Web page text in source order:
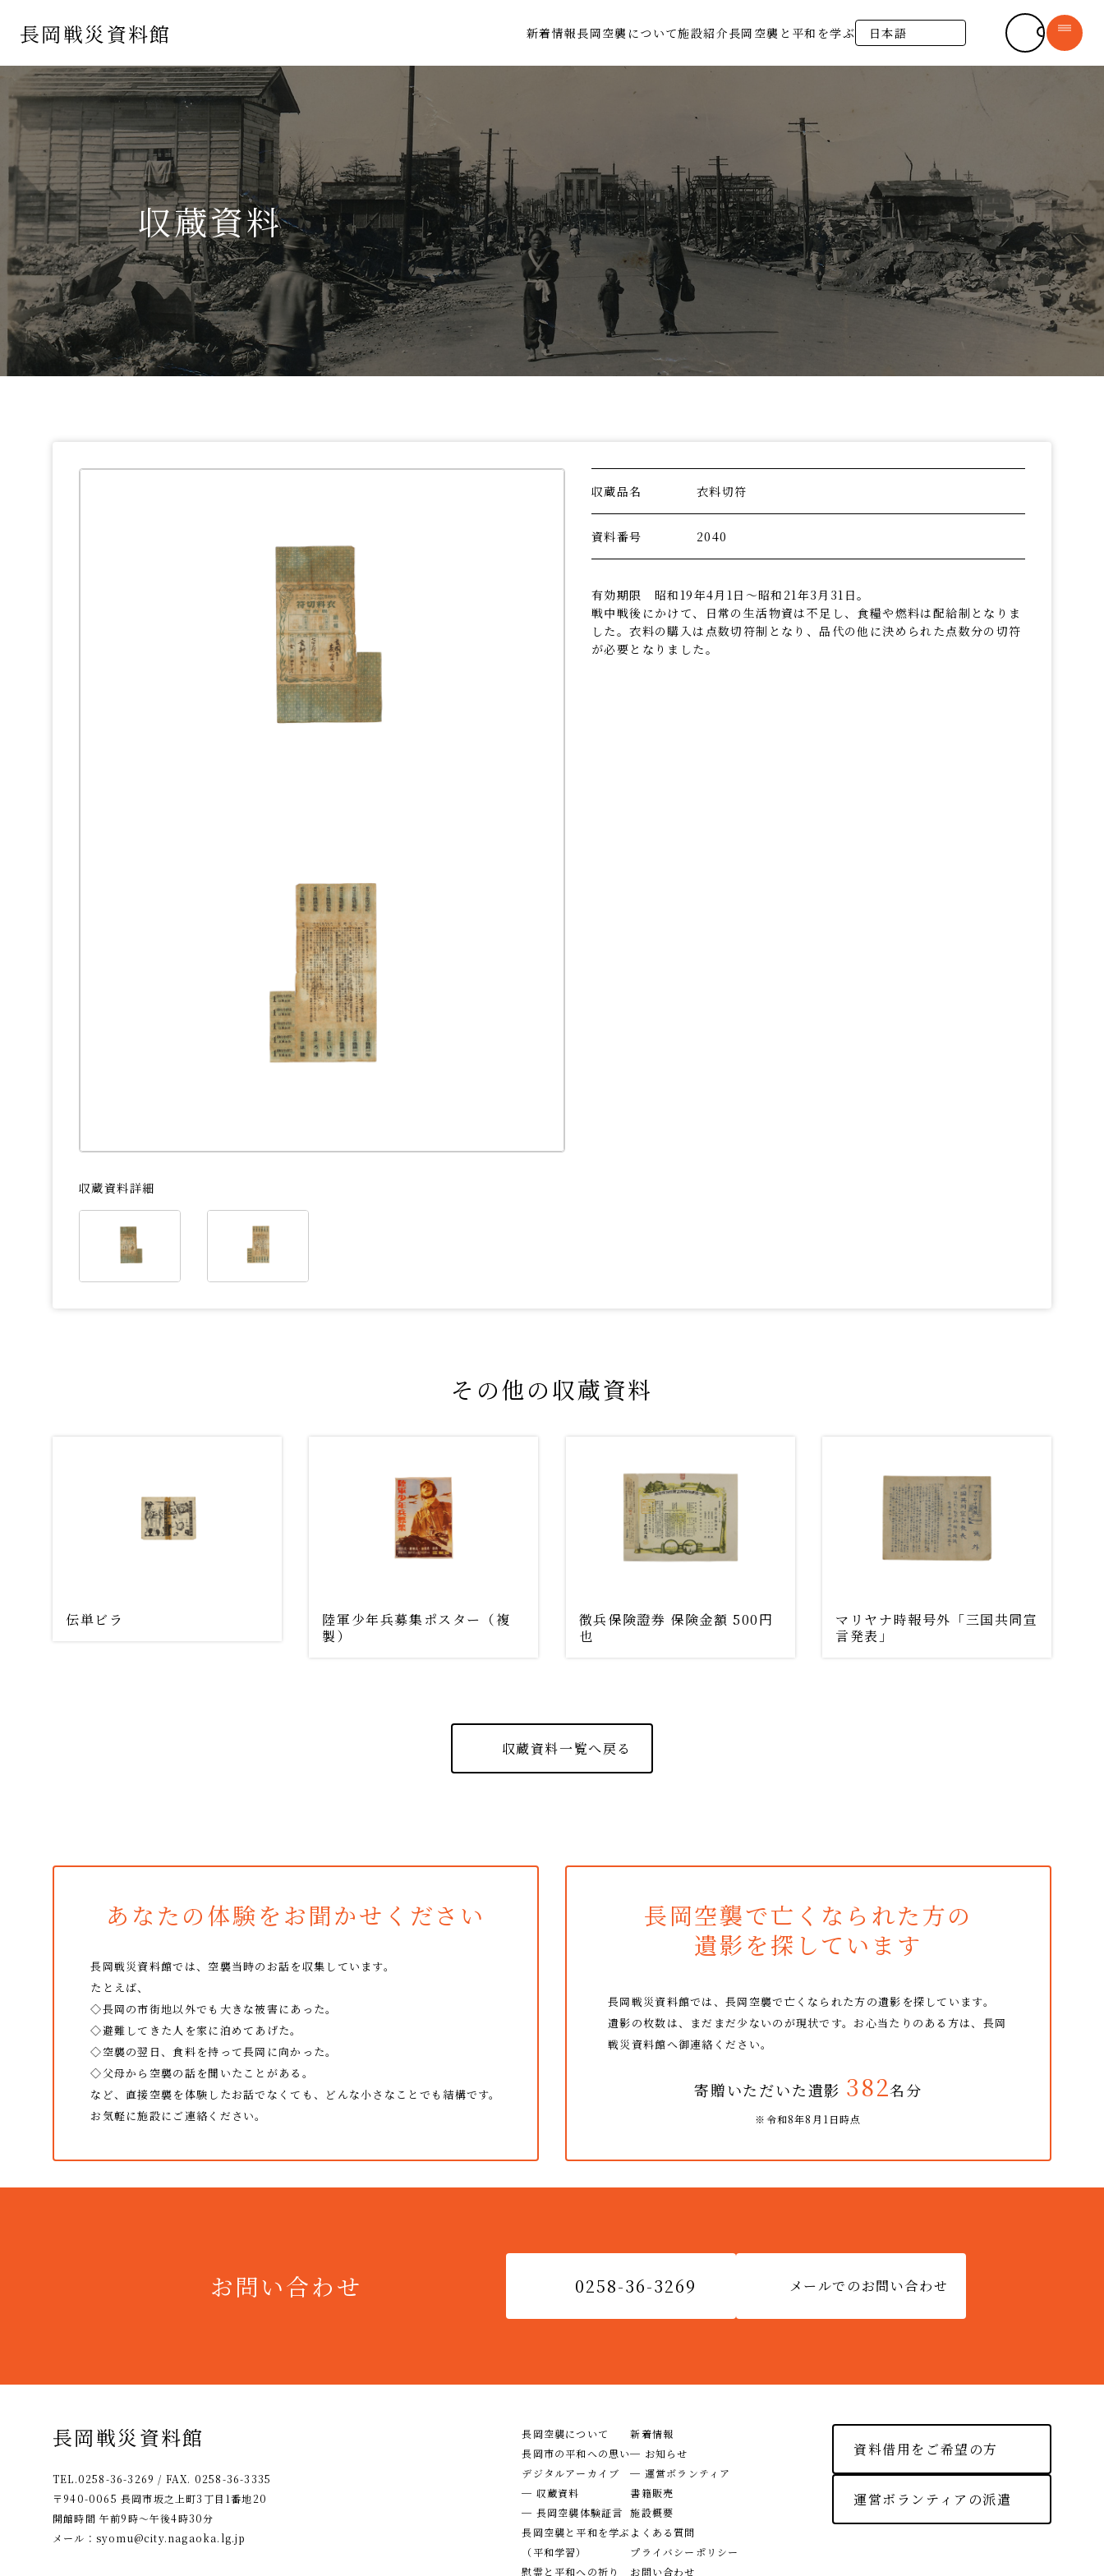
長岡戦災資料館 新着情報長岡空襲について施設紹介長岡空襲と平和を学ぶ長岡戦災資料館
長岡空襲について
長岡市の平和への思い
デジタルアーカイブ
─ 収蔵資料
長岡空襲と平和を学ぶ
新着情報
─ お知らせ
─ 運営ボランティア
書籍販売
施設紹介
収蔵資料
収蔵資料詳細
収蔵品名 衣料切符
資料番号 2040
有効期限 昭和19年4月1日～昭和21年3月31日。
戦中戦後にかけて、日常の生活物資は不足し、食糧や燃料は配給制となりま
した。衣料の購入は点数切符制となり、品代の他に決められた点数分の切符
が必要となりました。
その他の収蔵資料
伝単ビラ
陸軍少年兵募集ポスター（複
製）
徴兵保険證券 保険金額 500円
也
マリヤナ時報号外「三国共同宣
言発表」
収蔵資料一覧へ戻る
あなたの体験をお聞かせください
長岡戦災資料館では、空襲当時のお話を収集しています。
たとえば、
◇長岡の市街地以外でも大きな被害にあった。
◇避難してきた人を家に泊めてあげた。
◇空襲の翌日、食料を持って長岡に向かった。
◇父母から空襲の話を聞いたことがある。
など、直接空襲を体験したお話でなくても、 どんな小さなことでも結構です。
お気軽に施設にご連絡ください。
長岡空襲で亡くなられた方の
遺影を探しています
長岡戦災資料館では、長岡空襲で亡くなられた方の遺影を探しています。
遺影の枚数は、まだまだ少ないのが現状です。お心当たりのある方は、長岡
戦災資料館へ御連絡ください。
寄贈いただいた遺影 382名分
※令和8年8月1日時点
お問い合わせ 0258-36-3269 メールでのお問い合わせ
長岡戦災資料館
TEL.0258-36-3269 / FAX. 0258-36-3335
〒940-0065 長岡市坂之上町3丁目1番地20
開館時間 午前9時〜午後4時30分
メール： syomu@city.nagaoka.lg.jp
長岡空襲について
長岡市の平和への思い
デジタルアーカイブ
─ 収蔵資料
─ 長岡空襲体験証言
長岡空襲と平和を学ぶ
（平和学習）
慰霊と平和への祈り
新着情報
─ お知らせ
─ 運営ボランティア
書籍販売
施設概要
よくある質問
プライバシーポリシー
お問い合わせ
資料借用をご希望の方
運営ボランティアの派遣